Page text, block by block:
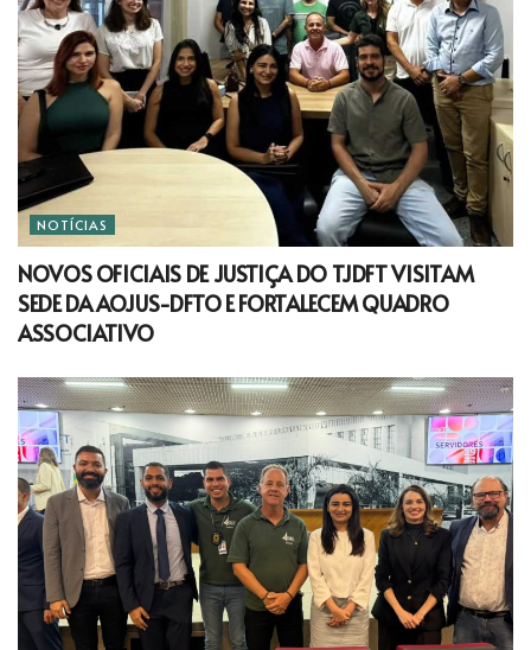
NOTÍCIAS
NOVOS OFICIAIS DE JUSTIÇA DO TJDFT VISITAM
SEDE DA AOJUS-DFTO E FORTALECEM QUADRO
ASSOCIATIVO